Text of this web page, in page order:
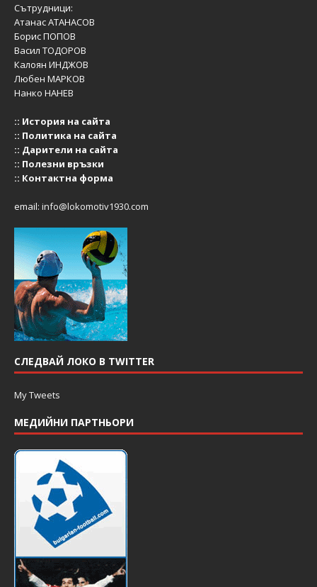
Сътрудници:
Атанас АТАНАСОВ
Борис ПОПОВ
Васил ТОДОРОВ
Калоян ИНДЖОВ
Любен МАРКОВ
Нанко НАНЕВ
:: История на сайта
:: Политика на сайта
:: Дарители на сайта
:: Полезни връзки
:: Контактна форма
email: info@lokomotiv1930.com
СЛЕДВАЙ ЛОКО В TWITTER
My Tweets
МЕДИЙНИ ПАРТНЬОРИ